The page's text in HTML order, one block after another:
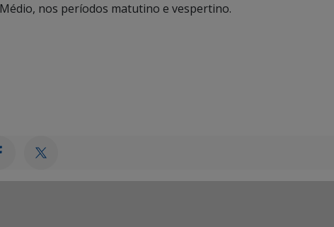
nos períodos matutino e vespertino.